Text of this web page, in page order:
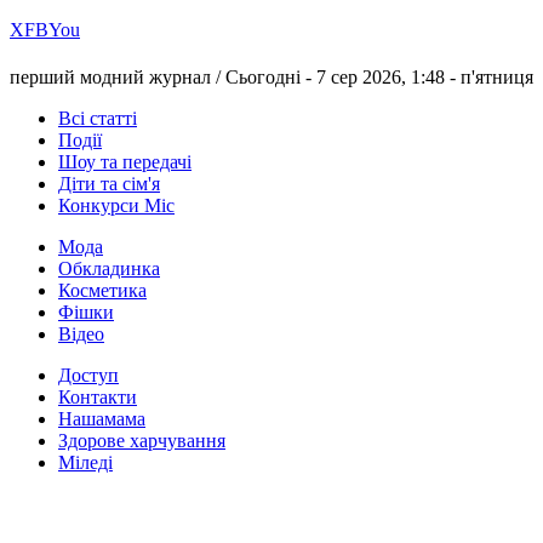
ХFBYou
перший модний журнал /Сьогодні - 7 сер 2026, 1:48 - п'ятниця
Всі статті
Події
Шоу та передачі
Діти та сім'я
Конкурси Міс
Мода
Обкладинка
Косметика
Фішки
Відео
Доступ
Контакти
Нашамама
Здорове харчування
Міледі